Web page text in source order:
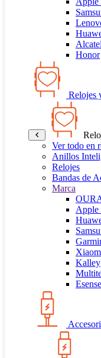
Alcatel
Honor
Relojes
Ver todo en
Anillos
Relojes
Bandas de
Marca
Apple
Kalley